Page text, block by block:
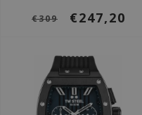
€309 €247,20